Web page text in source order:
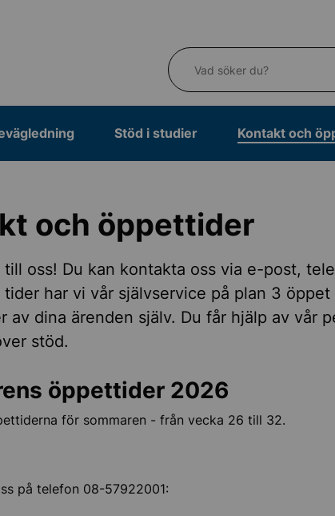
Vad söker du?
Stöd i studier Kontakt och
och öppettider
till oss! Du kan kontakta oss via e-post,
tider har vi vår självservice på plan 3 öppet
av dina ärenden själv. Du får hjälp av vår
stöd.
öppettider 2026
för sommaren - från vecka 26 till 32.
på telefon 08-57922001: